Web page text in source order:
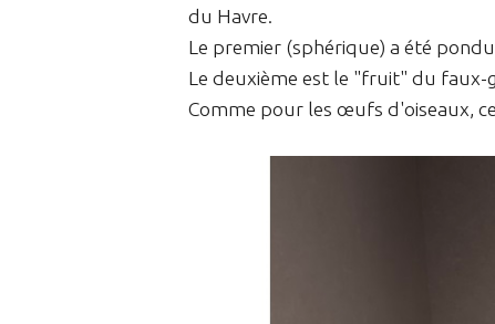
du Havre.
Le premier (sphérique) a été
Le deuxième est le "fruit" du faux-
Comme pour les œufs d'oiseaux,